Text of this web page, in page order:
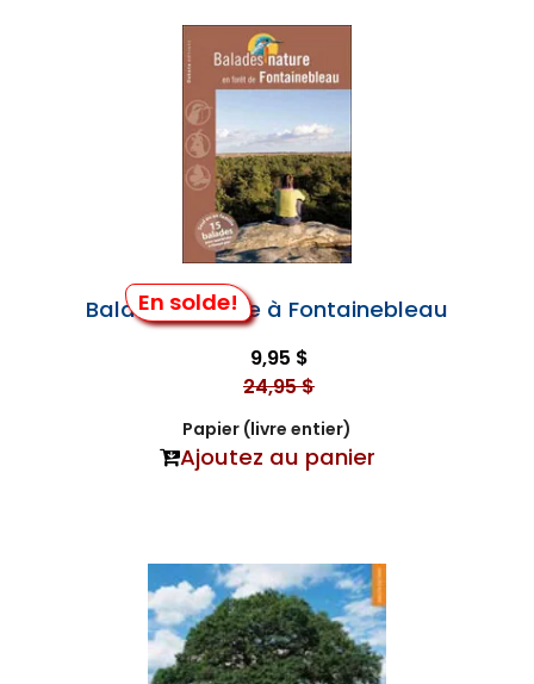
En solde!
Balades Nature à Fontainebleau
9,95 $
24,95 $
Papier (livre entier)
Ajoutez au panier